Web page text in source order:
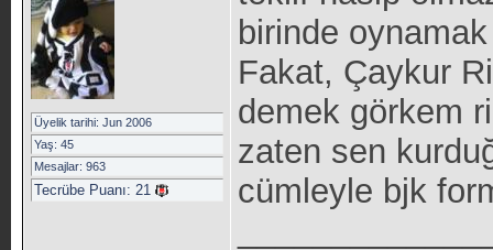
Üyelik tarihi: Jun 2006
Yaş: 45
Mesajlar: 963
Tecrübe Puanı: 21
birinde
Fakat, Çaykur
demek görkem
zaten sen
cümleyle bjk